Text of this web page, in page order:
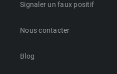
Signaler un faux positif
Nous contacter
Blog